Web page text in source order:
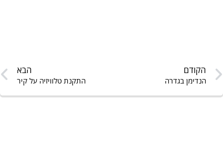
הקודם
הנדימן בגדרה
הבא
התקנת טלוויזיה על קיר